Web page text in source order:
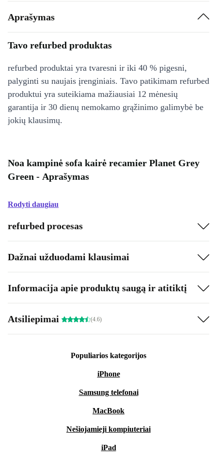
Aprašymas
Tavo refurbed produktas
refurbed produktai yra tvaresni ir iki 40 % pigesni,
palyginti su naujais įrenginiais. Tavo patikimam refurbed
produktui yra suteikiama mažiausiai 12 mėnesių
garantija ir 30 dienų nemokamo grąžinimo galimybė be
jokių klausimų.
Noa kampinė sofa kairė recamier Planet Grey
Green - Aprašymas
Rodyti daugiau
refurbed procesas
Dažnai užduodami klausimai
Informacija apie produktų saugą ir atitiktį
Atsiliepimai (4.6)
Populiarios kategorijos
iPhone
Samsung telefonai
MacBook
Nešiojamieji kompiuteriai
iPad